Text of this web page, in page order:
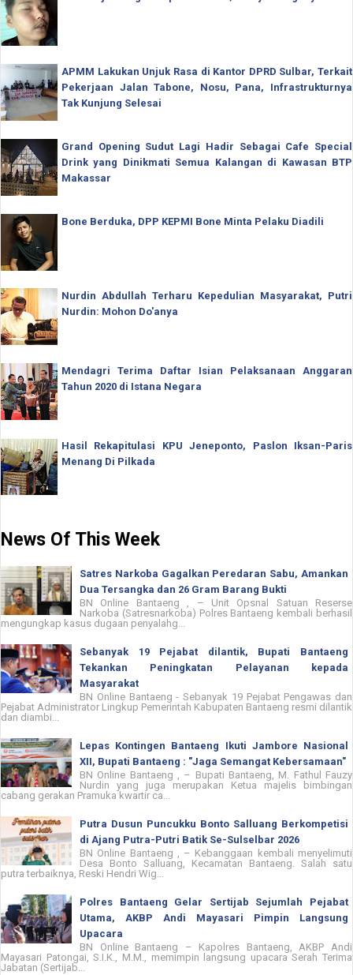
APMM Lakukan Unjuk Rasa di Kantor DPRD Sulbar, Terkait
Pekerjaan Jalan Tabone, Nosu, Pana, Infrastrukturnya
Tak Kunjung Selesai
Grand Opening Sudut Lagi Hadir Sebagai Cafe Special
Drink yang Dinikmati Semua Kalangan di Kawasan BTP
Makassar
Bone Berduka, DPP KEPMI Bone Minta Pelaku Diadili
Nurdin Abdullah Terharu Kepedulian Masyarakat, Putri
Nurdin: Mohon Do'anya
Mendagri Terima Daftar Isian Pelaksanaan Anggaran
Tahun 2020 di Istana Negara
Hasil Rekapitulasi KPU Jeneponto, Paslon Iksan-Paris
Menang Di Pilkada
News Of This Week
Satres Narkoba Gagalkan Peredaran Sabu, Amankan
Dua Tersangka dan 26 Gram Barang Bukti
BN Online Bantaeng , – Unit Opsnal Satuan Reserse
Narkoba (Satresnarkoba) Polres Bantaeng kembali berhasil
mengungkap kasus dugaan penyalahg...
Sebanyak 19 Pejabat dilantik, Bupati Bantaeng
Tekankan Peningkatan Pelayanan kepada
Masyarakat
BN Online Bantaeng - Sebanyak 19 Pejabat Pengawas dan
Pejabat Administrator Lingkup Pemerintah Kabupaten Bantaeng resmi dilantik
dan diambi...
Lepas Kontingen Bantaeng Ikuti Jambore Nasional
XII, Bupati Bantaeng : "Jaga Semangat Kebersamaan"
BN Online Bantaeng , – Bupati Bantaeng, M. Fathul Fauzy
Nurdin yang juga merupakan Ketua majelis bimbingan
cabang gerakan Pramuka kwartir ca...
Putra Dusun Puncukku Bonto Salluang Berkompetisi
di Ajang Putra-Putri Batik Se-Sulselbar 2026
BN Online Bantaeng , – Kebanggaan kembali menyelimuti
Desa Bonto Salluang, Kecamatan Bantaeng. Salah satu
putra terbaiknya, Reski Hendri Wig...
Polres Bantaeng Gelar Sertijab Sejumlah Pejabat
Utama, AKBP Andi Mayasari Pimpin Langsung
Upacara
BN Online Bantaeng – Kapolres Bantaeng, AKBP Andi
Mayasari Patongai, S.I.K., M.M., memimpin langsung upacara Serah Terima
Jabatan (Sertijab...